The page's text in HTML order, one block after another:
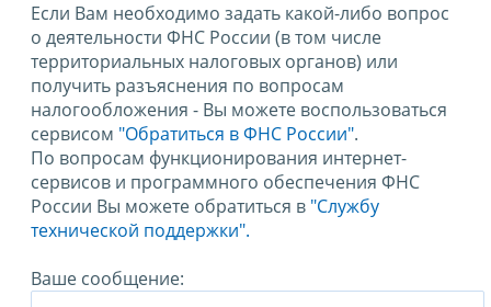
Если Вам необходимо задать какой-либо вопрос
о деятельности ФНС России (в том числе
территориальных налоговых органов) или
получить разъяснения по вопросам
налогообложения - Вы можете воспользоваться
сервисом "Обратиться в ФНС России".
По вопросам функционирования интернет-
сервисов и программного обеспечения ФНС
России Вы можете обратиться в "Службу
технической поддержки".
Ваше сообщение: